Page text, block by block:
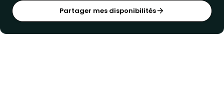
Partager mes disponibilités